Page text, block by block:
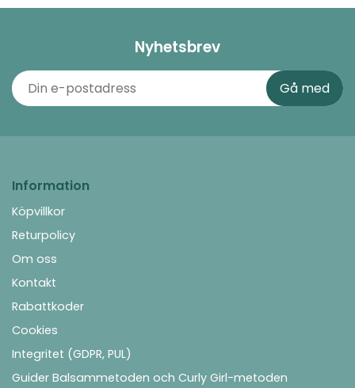
Nyhetsbrev
Information
Köpvillkor
Returpolicy
Om oss
Kontakt
Rabattkoder
Cookies
Integritet (GDPR, PUL)
Guider Balsammetoden och Curly Girl-metoden